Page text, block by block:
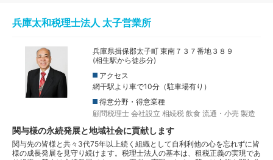
兵庫太和税理士法人 太子営業所
兵庫県揖保郡太子町 東南７３７番地３８９
(相生駅から徒歩分)
アクセス
網干駅より車で10分（駐車場有り）
得意分野・得意業種
顧問税理士 会社設立 相続税 飲食 流通・小売 製造
関与様の永続発展と地域社会に貢献します
関与先の皆様と共々3代75年以上続く組織として自利利他の心を忘れずに皆
様の成長発展を見守り続けます。税理士法人の基本は、租税正義の実現であ